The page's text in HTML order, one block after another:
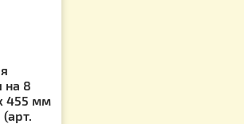
на 8
455 мм